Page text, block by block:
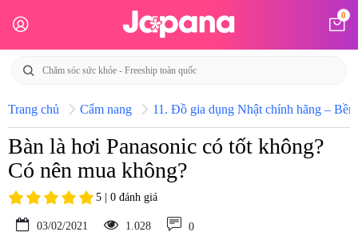
0
Trang chủ Cẩm nang 11. Đồ gia dụng Nhật chính hãng –
Bàn là hơi Panasonic có tốt không?
Có nên mua không?
5 | 0 đánh giá
03/02/2021 1.028 0